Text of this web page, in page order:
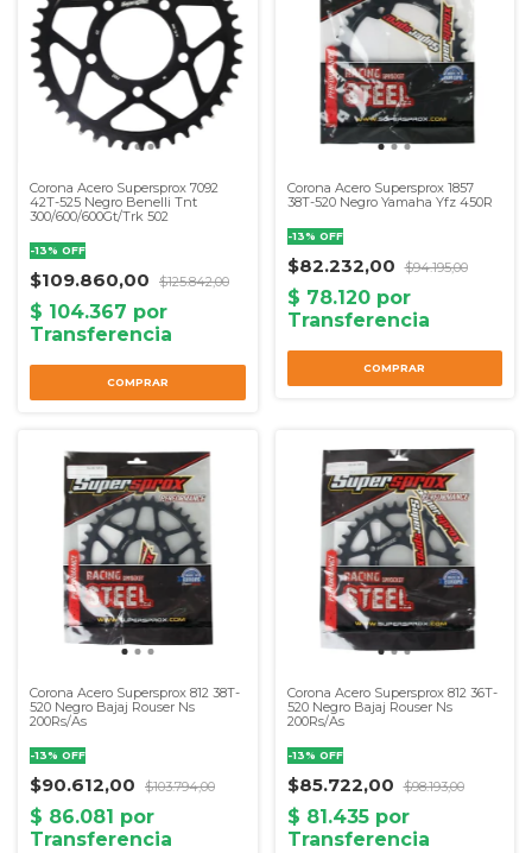
Corona Acero Supersprox 7092
42T-525 Negro Benelli Tnt
300/600/600Gt/Trk 502
-13% OFF
$109.860,00 $125.842,00
Corona Acero Supersprox 1857
38T-520 Negro Yamaha Yfz 450R
-13% OFF
$82.232,00 $94.195,00
Corona Acero Supersprox 812 38T-
520 Negro Bajaj Rouser Ns
200Rs/As
-13% OFF
$90.612,00 $103.794,00
Corona Acero Supersprox 812 36T-
520 Negro Bajaj Rouser Ns
200Rs/As
-13% OFF
$85.722,00 $98.193,00